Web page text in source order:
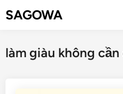
SAGOWA
làm giàu không cần